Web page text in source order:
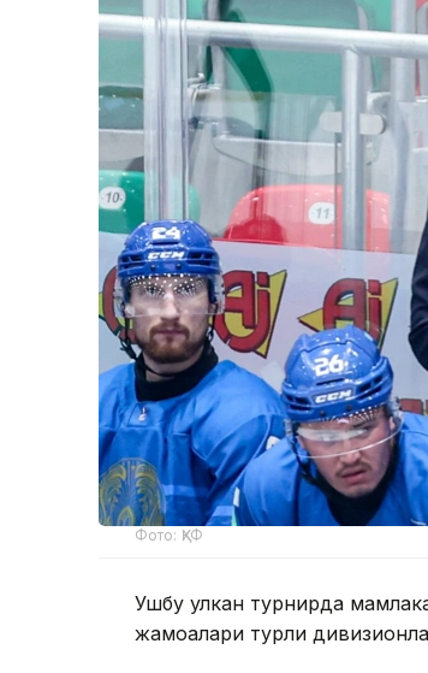
Фото: ҚХФ
Ушбу улкан турнирда
жамоалари турли